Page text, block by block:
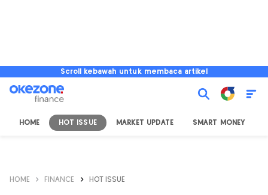
Scroll kebawah untuk membaca artikel
HOME HOT ISSUE MARKET UPDATE SMART MONEY
HOME FINANCE HOT ISSUE